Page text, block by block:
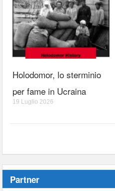
Holodomor, lo sterminio
per fame in Ucraina
19 Luglio 2026
Partner